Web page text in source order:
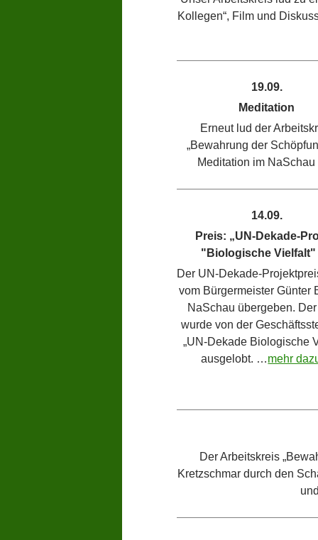
Kollegen“, Film und
19.09.
Meditation
Erneut lud der
„Bewahrung der
Meditation im NaSchau
14.09.
Preis: „UN-Dekade-
"Biologische Vielfalt"
Der UN-Dekade-
vom Bürgermeister Günter
NaSchau übergeben.
wurde von der
„UN-Dekade Biologische
ausgelobt. …mehr
Der Arbeitskreis
Kretzschmar durch den